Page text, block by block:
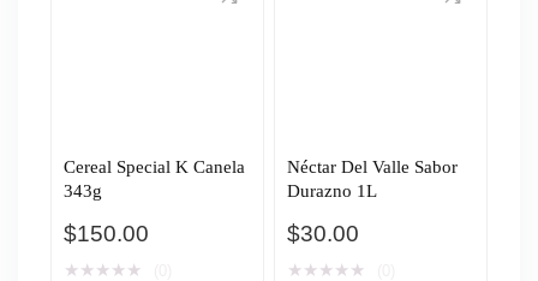
Cereal Special K Canela
343g
$150.00
★ ★ ★ ★ ★
Néctar Del Valle Sabor
Durazno 1L
$30.00
★ ★ ★ ★ ★